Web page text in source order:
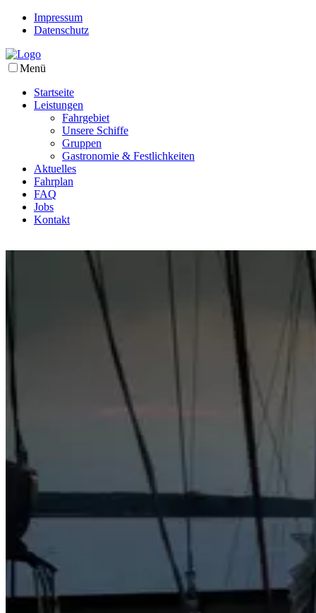
Impressum
Datenschutz
Menü
Startseite
Leistungen
Fahrgebiet
Unsere Schiffe
Gruppen
Gastronomie & Festlichkeiten
Aktuelles
Fahrplan
FAQ
Jobs
Kontakt